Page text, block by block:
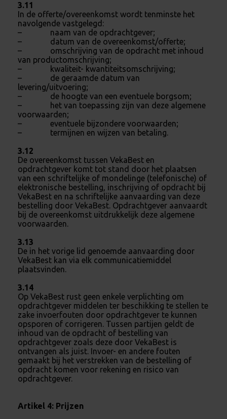
3.11
In de offerte/overeenkomst wordt tenminste het
navolgende vastgelegd:
– naam van de opdrachtgever;
– datum van de overeenkomst/offerte;
– omschrijving van de opdracht met inhoud
van productomschrijving;
– kwaliteit- kwantiteitsomschrijving;
– de geraamde datum van
levering/uitvoering;
– de hoogte van een eventuele borgsom;
– het van toepassing zijn van deze algemene
voorwaarden;
– eventuele bijzondere voorwaarden;
– termijnen en wijzen van betaling.
3.12
De overeenkomst tussen VekaBest en
opdrachtgever komt tot stand door het plaatsen
van een schriftelijke of mondelinge (telefonische) of
elektronische bestelling, inschrijving of opdracht bij
VekaBest en na schriftelijke aanvaarding van deze
bestelling door VekaBest. Opdrachtgever aanvaardt
bij de overeenkomst uitdrukkelijk deze algemene
voorwaarden.
3.13
De in het vorige lid genoemde aanvaarding door
VekaBest kan via elk communicatiemiddel
plaatsvinden.
3.14
Op VekaBest rust geen enkele verplichting om
opdrachtgever middelen ter beschikking te stellen te
zake invoerfouten door opdrachtgever te kunnen
opsporen of corrigeren. Tussen partijen geldt de
inhoud van de opdracht of bestelling van
opdrachtgever zoals deze door VekaBest is
ontvangen als juist. Invoer- en andere fouten
gemaakt bij het verstrekken van de bestelling of
opdracht komen voor rekening en risico van
opdrachtgever.
Artikel 4: Prijzen